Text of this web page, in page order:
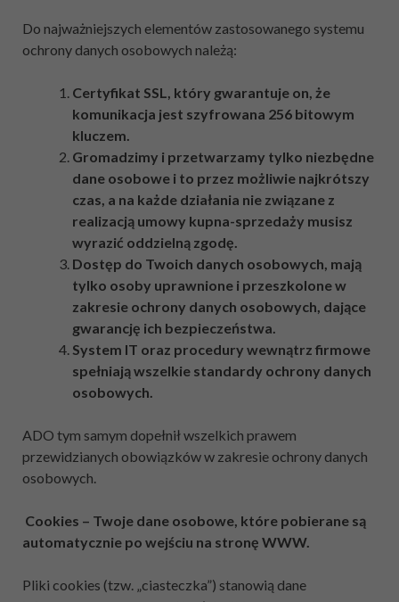
Do najważniejszych elementów zastosowanego systemu
ochrony danych osobowych należą:
Certyfikat SSL, który gwarantuje on, że
komunikacja jest szyfrowana 256 bitowym
kluczem.
Gromadzimy i przetwarzamy tylko niezbędne
dane osobowe i to przez możliwie najkrótszy
czas, a na każde działania nie związane z
realizacją umowy kupna-sprzedaży musisz
wyrazić oddzielną zgodę.
Dostęp do Twoich danych osobowych, mają
tylko osoby uprawnione i przeszkolone w
zakresie ochrony danych osobowych, dające
gwarancję ich bezpieczeństwa.
System IT oraz procedury wewnątrz firmowe
spełniają wszelkie standardy ochrony danych
osobowych.
ADO tym samym dopełnił wszelkich prawem
przewidzianych obowiązków w zakresie ochrony danych
osobowych.
Cookies – Twoje dane osobowe, które pobierane są
automatycznie po wejściu na stronę WWW.
Pliki cookies (tzw. „ciasteczka”) stanowią dane